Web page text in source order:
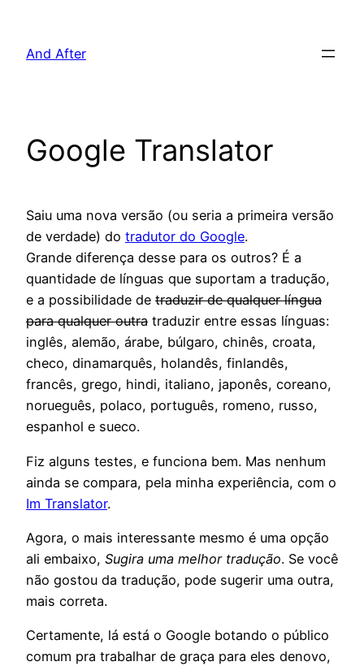
And After
Google Translator
Saiu uma nova versão (ou seria a primeira versão
de verdade) do tradutor do Google.
Grande diferença desse para os outros? É a
quantidade de línguas que suportam a tradução,
e a possibilidade de traduzir de qualquer língua
para qualquer outra traduzir entre essas línguas:
inglês, alemão, árabe, búlgaro, chinês, croata,
checo, dinamarquês, holandês, finlandês,
francês, grego, hindi, italiano, japonês, coreano,
norueguês, polaco, português, romeno, russo,
espanhol e sueco.
Fiz alguns testes, e funciona bem. Mas nenhum
ainda se compara, pela minha experiência, com o
Im Translator.
Agora, o mais interessante mesmo é uma opção
ali embaixo, Sugira uma melhor tradução. Se você
não gostou da tradução, pode sugerir uma outra,
mais correta.
Certamente, lá está o Google botando o público
comum pra trabalhar de graça para eles denovo,